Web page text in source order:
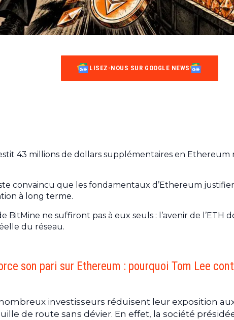
LISEZ-NOUS SUR GOOGLE NEWS
43 millions de dollars supplémentaires en Ethereum
convaincu que les fondamentaux d’Ethereum
à long terme.
BitMine ne suffiront pas à eux seuls : l’avenir de l’ETH
du réseau.
son pari sur Ethereum : pourquoi Tom Lee
investisseurs réduisent leur exposition
de route sans dévier. En effet, la société